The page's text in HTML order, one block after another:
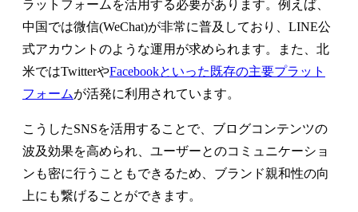
ラットフォームを活用する必要があります。例えば、
中国では微信(WeChat)が非常に普及しており、LINE公
式アカウントのような運用が求められます。また、北
米ではTwitterやFacebookといった既存の主要プラット
フォームが活発に利用されています。
こうしたSNSを活用することで、ブログコンテンツの
波及効果を高められ、ユーザーとのコミュニケーショ
ンも密に行うこともできるため、ブランド親和性の向
上にも繋げることができます。